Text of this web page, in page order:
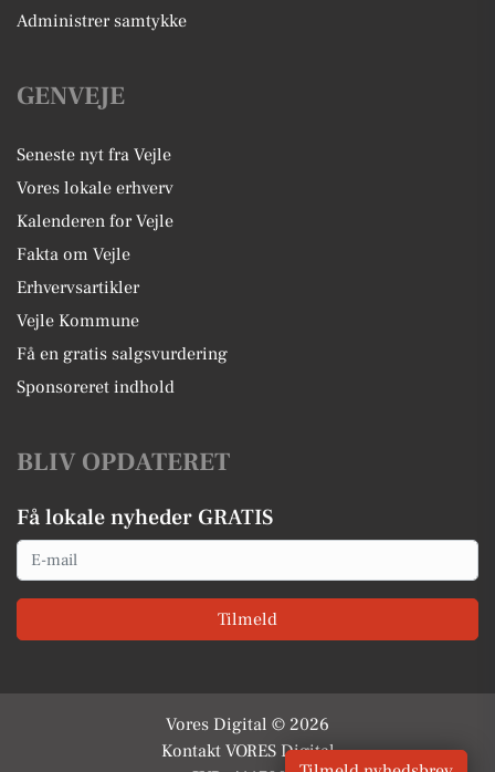
Administrer samtykke
GENVEJE
Seneste nyt fra Vejle
Vores lokale erhverv
Kalenderen for Vejle
Fakta om Vejle
Erhvervsartikler
Vejle Kommune
Få en gratis salgsvurdering
Sponsoreret indhold
BLIV OPDATERET
Få lokale nyheder GRATIS
Email
Tilmeld
Vores Digital © 2026
Kontakt VORES Digital